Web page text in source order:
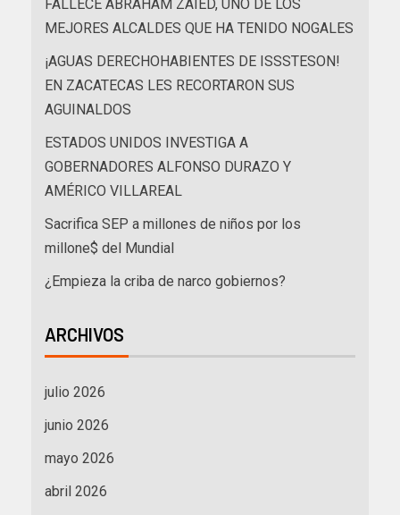
FALLECE ABRAHAM ZAIED, UNO DE LOS
MEJORES ALCALDES QUE HA TENIDO NOGALES
¡AGUAS DERECHOHABIENTES DE ISSSTESON!
EN ZACATECAS LES RECORTARON SUS
AGUINALDOS
ESTADOS UNIDOS INVESTIGA A
GOBERNADORES ALFONSO DURAZO Y
AMÉRICO VILLAREAL
Sacrifica SEP a millones de niños por los
millone$ del Mundial
¿Empieza la criba de narco gobiernos?
ARCHIVOS
julio 2026
junio 2026
mayo 2026
abril 2026